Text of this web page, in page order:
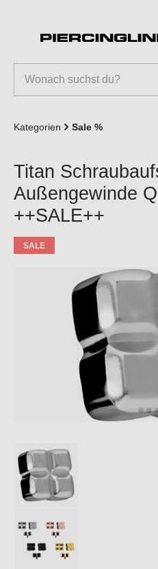
Kategorien Sale %
Titan
Außengewinde
++SALE++
SALE